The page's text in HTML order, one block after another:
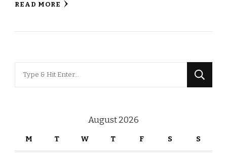
READ MORE
August 2026
M T W T F S S